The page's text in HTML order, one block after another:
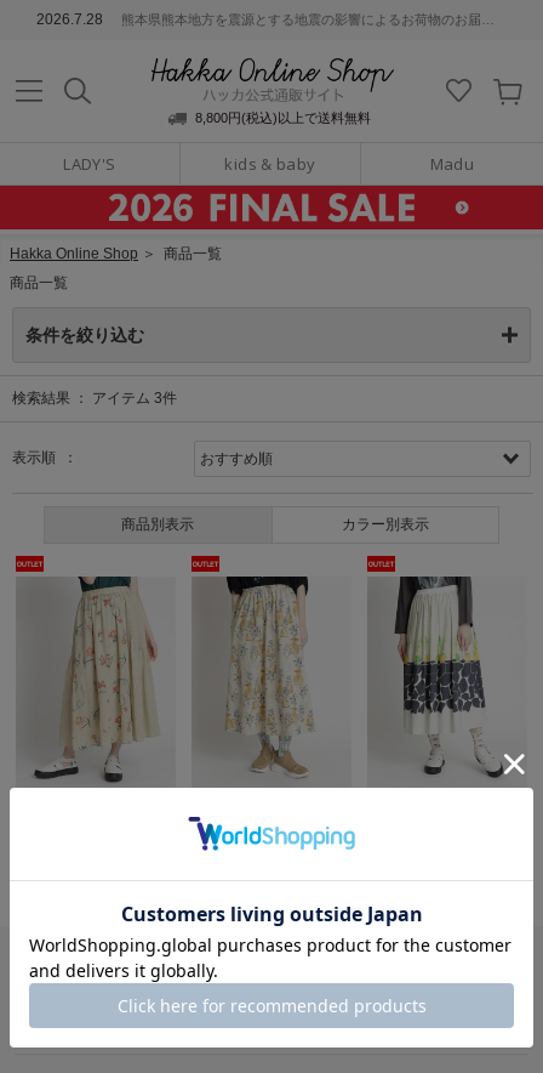
2026.7.28 熊本県熊本地方を震源とする地震の影響によるお荷物のお届けについて
8,800円(税込)以上で送料無料
LADY'S kids & baby Madu
通販サイト
Hakka Online Shop ＞ 商品一覧
商品一覧
条件を絞り込む
検索結果 ： アイテム 3件
表示順 ：
商品別表示 カラー別表示
13,750円(税込)
19,800円(税込)
9,900円(税込)
12,100円(税込)
ガイド・その他
メルマガ登録